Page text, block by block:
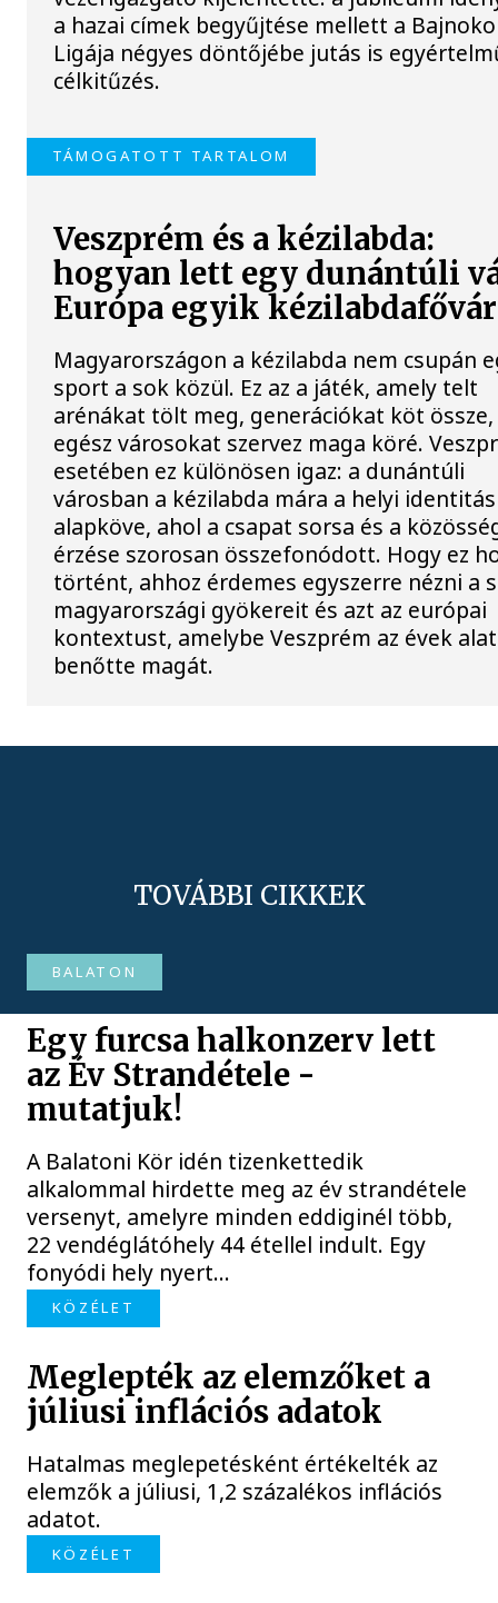
a hazai címek begyűjtése mellett a
Ligája négyes döntőjébe jutás is
célkitűzés.
TÁMOGATOTT TARTALOM
Veszprém és a kézilabda:
hogyan lett egy dunántúli
Európa egyik
Magyarországon a kézilabda nem csupán
sport a sok közül. Ez az a játék, amely telt
arénákat tölt meg, generációkat köt össze,
egész városokat szervez maga köré.
esetében ez különösen igaz: a dunántúli
városban a kézilabda mára a helyi identitás
alapköve, ahol a csapat sorsa és a
érzése szorosan összefonódott. Hogy ez
történt, ahhoz érdemes egyszerre nézni a
magyarországi gyökereit és azt az európai
kontextust, amelybe Veszprém az évek
benőtte magát.
TOVÁBBI CIKKEK
BALATON
Egy furcsa halkonzerv lett
az Év Strandétele -
mutatjuk!
A Balatoni Kör idén tizenkettedik
alkalommal hirdette meg az év strandétele
versenyt, amelyre minden eddiginél több,
22 vendéglátóhely 44 étellel indult. Egy
fonyódi hely nyert...
KÖZÉLET
Meglepték az elemzőket a
júliusi inflációs adatok
Hatalmas meglepetésként értékelték az
elemzők a júliusi, 1,2 százalékos inflációs
adatot.
KÖZÉLET